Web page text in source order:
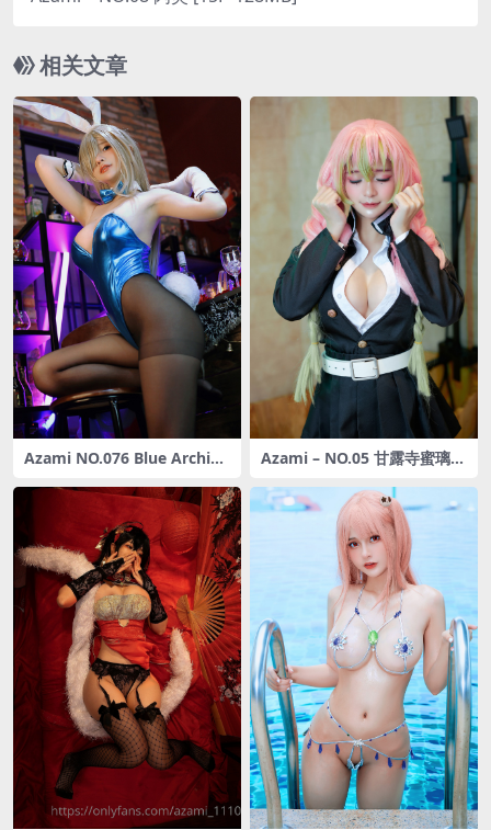
相关文章
Azami NO.076 Blue Archive
Azami – NO.05 甘露寺蜜璃